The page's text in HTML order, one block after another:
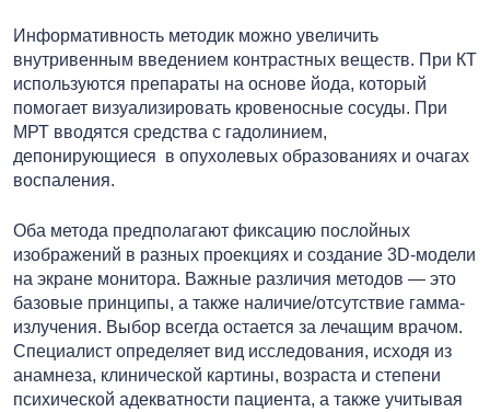
Информативность методик можно увеличить
внутривенным введением контрастных веществ. При КТ
используются препараты на основе йода, который
помогает визуализировать кровеносные сосуды. При
МРТ вводятся средства с гадолинием,
депонирующиеся в опухолевых образованиях и очагах
воспаления.
Оба метода предполагают фиксацию послойных
изображений в разных проекциях и создание 3D-модели
на экране монитора. Важные различия методов — это
базовые принципы, а также наличие/отсутствие гамма-
излучения. Выбор всегда остается за лечащим врачом.
Специалист определяет вид исследования, исходя из
анамнеза, клинической картины, возраста и степени
психической адекватности пациента, а также учитывая